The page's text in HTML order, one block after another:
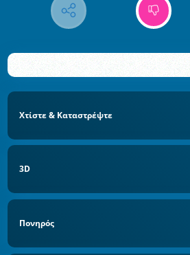
Χτίστε & Καταστρέψτε
3D
Πονηρός